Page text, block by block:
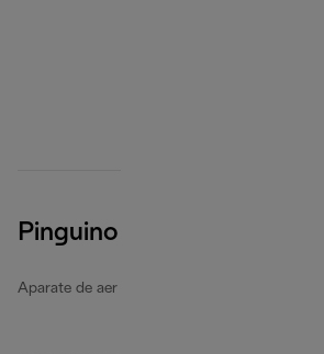
Pinguino
Aparate de aer condiționat portabile